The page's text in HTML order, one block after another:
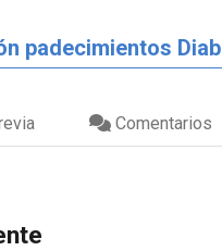
padecimientos
Comentarios